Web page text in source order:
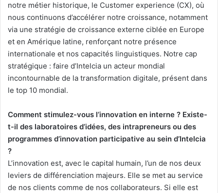
notre métier historique, le Customer experience (CX), où
nous continuons d’accélérer notre croissance, notamment
via une stratégie de croissance externe ciblée en Europe
et en Amérique latine, renforçant notre présence
internationale et nos capacités linguistiques. Notre cap
stratégique : faire d’Intelcia un acteur mondial
incontournable de la transformation digitale, présent dans
le top 10 mondial.
Comment stimulez-vous l’innovation en interne ? Existe-
t-il des laboratoires d’idées, des intrapreneurs ou des
programmes d’innovation participative au sein d’Intelcia
?
L’innovation est, avec le capital humain, l’un de nos deux
leviers de différenciation majeurs. Elle se met au service
de nos clients comme de nos collaborateurs. Si elle est